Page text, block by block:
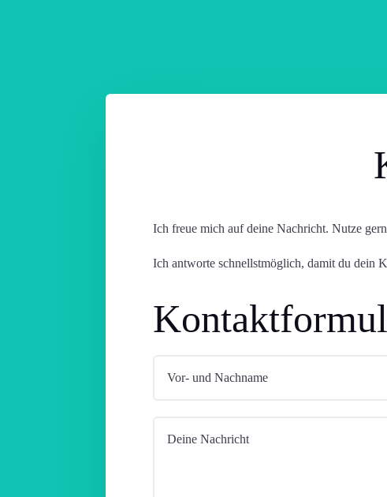
Ich freue mich auf deine Nachricht. Nutze
Ich antworte schnellstmöglich, damit du dein